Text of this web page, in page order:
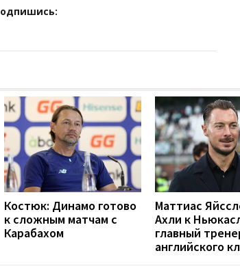
Костюк: Динамо готово
к сложным матчам с
Карабахом
Маттиас
Ахли к
главный
английского